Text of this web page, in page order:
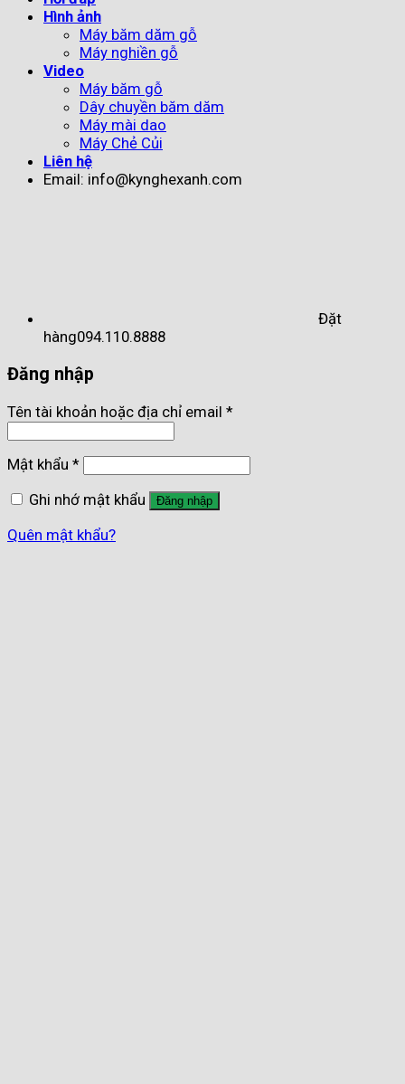
Hình ảnh
Máy băm dăm gỗ
Máy nghiền gỗ
Video
Máy băm gỗ
Dây chuyền băm dăm
Máy mài dao
Máy Chẻ Củi
Liên hệ
Email: info@kynghexanh.com
Đặt
hàng094.110.8888
Đăng nhập
Tên tài khoản hoặc địa chỉ email *
Mật khẩu *
Ghi nhớ mật khẩu
Đăng nhập
Quên mật khẩu?